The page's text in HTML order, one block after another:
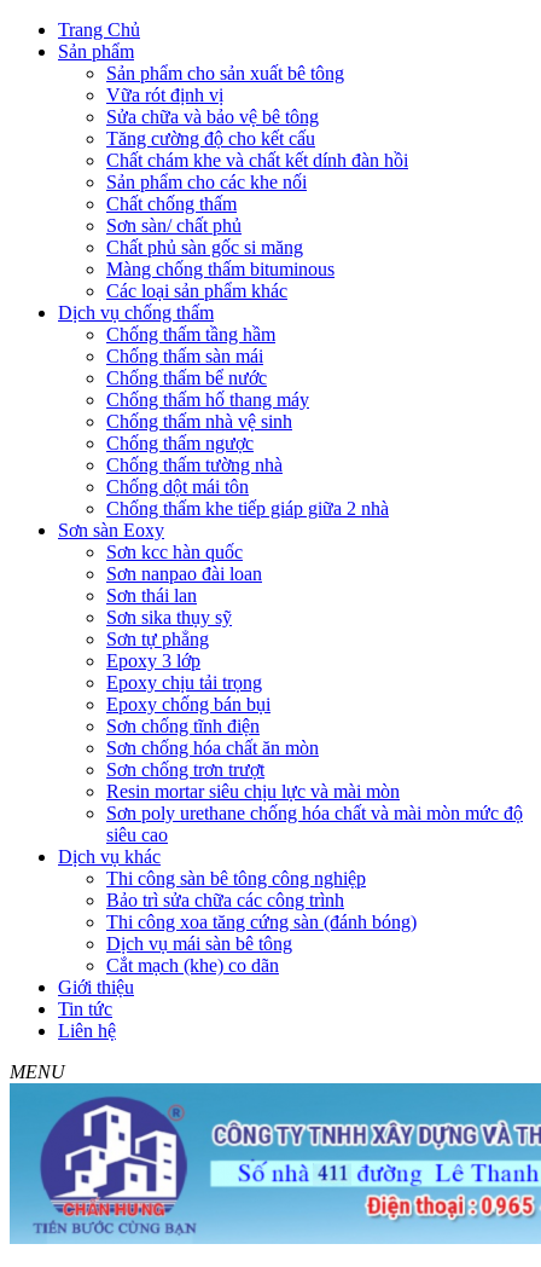
Trang Chủ
Sản phẩm
Sản phẩm cho sản xuất bê tông
Vữa rót định vị
Sửa chữa và bảo vệ bê tông
Tăng cường độ cho kết cấu
Chất chám khe và chất kết dính đàn hồi
Sản phẩm cho các khe nối
Chất chống thấm
Sơn sàn/ chất phủ
Chất phủ sàn gốc si măng
Màng chống thấm bituminous
Các loại sản phẩm khác
Dịch vụ chống thấm
Chống thấm tầng hầm
Chống thấm sàn mái
Chống thấm bể nước
Chống thấm hố thang máy
Chống thấm nhà vệ sinh
Chống thấm ngược
Chống thấm tường nhà
Chống dột mái tôn
Chống thấm khe tiếp giáp giữa 2 nhà
Sơn sàn Eoxy
Sơn kcc hàn quốc
Sơn nanpao đài loan
Sơn thái lan
Sơn sika thụy sỹ
Sơn tự phẳng
Epoxy 3 lớp
Epoxy chịu tải trọng
Epoxy chống bán bụi
Sơn chống tĩnh điện
Sơn chống hóa chất ăn mòn
Sơn chống trơn trượt
Resin mortar siêu chịu lực và mài mòn
Sơn poly urethane chống hóa chất và mài mòn mức độ
siêu cao
Dịch vụ khác
Thi công sàn bê tông công nghiệp
Bảo trì sửa chữa các công trình
Thi công xoa tăng cứng sàn (đánh bóng)
Dịch vụ mái sàn bê tông
Cắt mạch (khe) co dãn
Giới thiệu
Tin tức
Liên hệ
MENU